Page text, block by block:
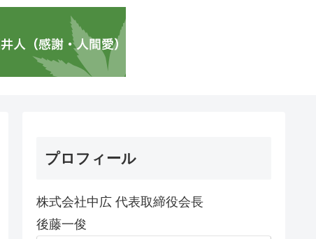
プロフィール
株式会社中広 代表取締役会長
後藤一俊